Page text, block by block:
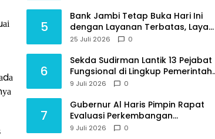
5
Bank Jambi Tetap Buka Hari Ini
dengan Layanan Terbatas, Layani
Penggantian Kartu ATM dan
25 Juli 2026 0
6
Sekda Sudirman Lantik 13 Pejabat
Fungsional di Lingkup Pemerintah
Provinsi Jambi
9 Juli 2026 0
7
Gubernur Al Haris Pimpin Rapat
Evaluasi Perkembangan
Pelaksanaan Kegiatan
9 Juli 2026 0